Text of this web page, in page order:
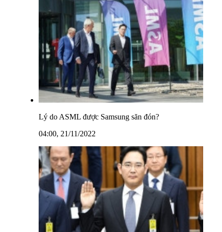
Lý do ASML được Samsung săn đón?
04:00, 21/11/2022